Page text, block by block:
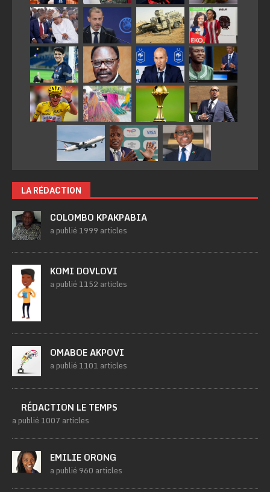
LA RÉDACTION
COLOMBO KPAKPABIA
a publié 1999 articles
KOMI DOVLOVI
a publié 1152 articles
OMABOE AKPOVI
a publié 1101 articles
RÉDACTION LE TEMPS
a publié 1007 articles
EMILIE ORONG
a publié 960 articles